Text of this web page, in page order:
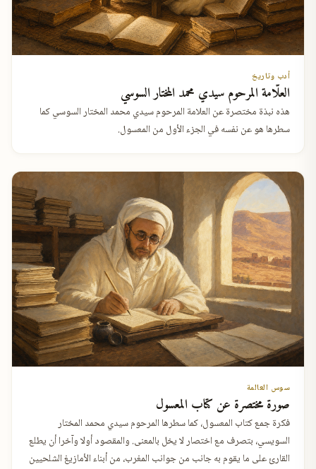
أدب وتاريخ
العلّامة المرحوم سيدي محمد المختار السوسي
هذه نبذة مختصرة عن العلامة المرحوم سيدي محمد المختار السوسي كما
سطرها هو عن نفسه في الجزء الأول من المعسول.
سوس العالمة
صورة مختصرة عن كتاب المعسول
فكرة جمع كتاب المعسول، كما سطرها المرحوم سيدي محمد المختار
السويسي، بتصرف مع اختصار لا يخل بالمعنى. والمقصود أولا وآخرا أن يطلع
القارئ على ما يقوم به جانب من جوانب المغرب، من أبناء الأمازيغ الشلحيين